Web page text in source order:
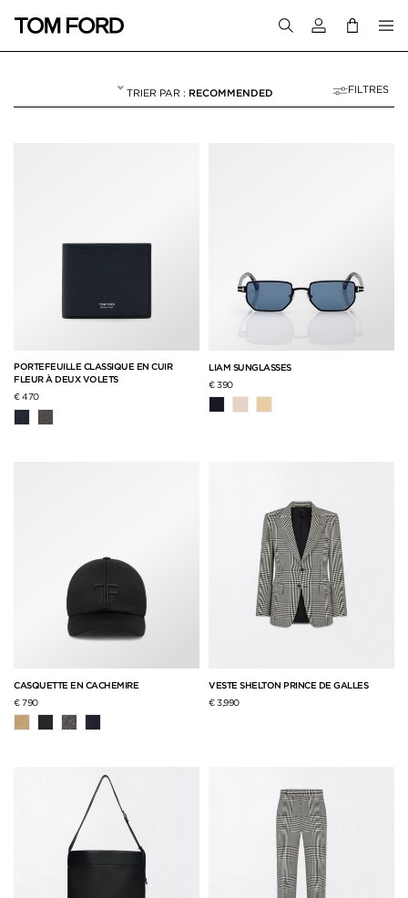
Connectez-
RECOMMENDED FILTRES
PORTEFEUILLE CLASSIQUE EN CUIR
FLEUR À DEUX VOLETS
€ 470
LIAM SUNGLASSES
€ 390
CASQUETTE EN CACHEMIRE
€ 790
VESTE SHELTON PRINCE DE GALLES
€ 3,990